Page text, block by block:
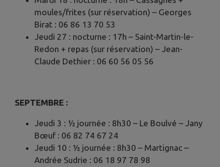
moules/frites (sur réservation) – Georges
Birat : 06 86 13 70 53
Jeudi 27 : nocturne : 17h – Saint-Martin-le-
Redon + repas (sur réservation) – Jean-
Claude Dethier : 06 60 56 05 56
SEPTEMBRE :
Jeudi 3 : ½ journée : 8h30 – Le Boulvé – Jany
Bœuf : 06 82 74 67 24
Jeudi 10 : ½ journée : 8h30 – Martignac –
Andrée Sudrie : 06 18 97 78 98